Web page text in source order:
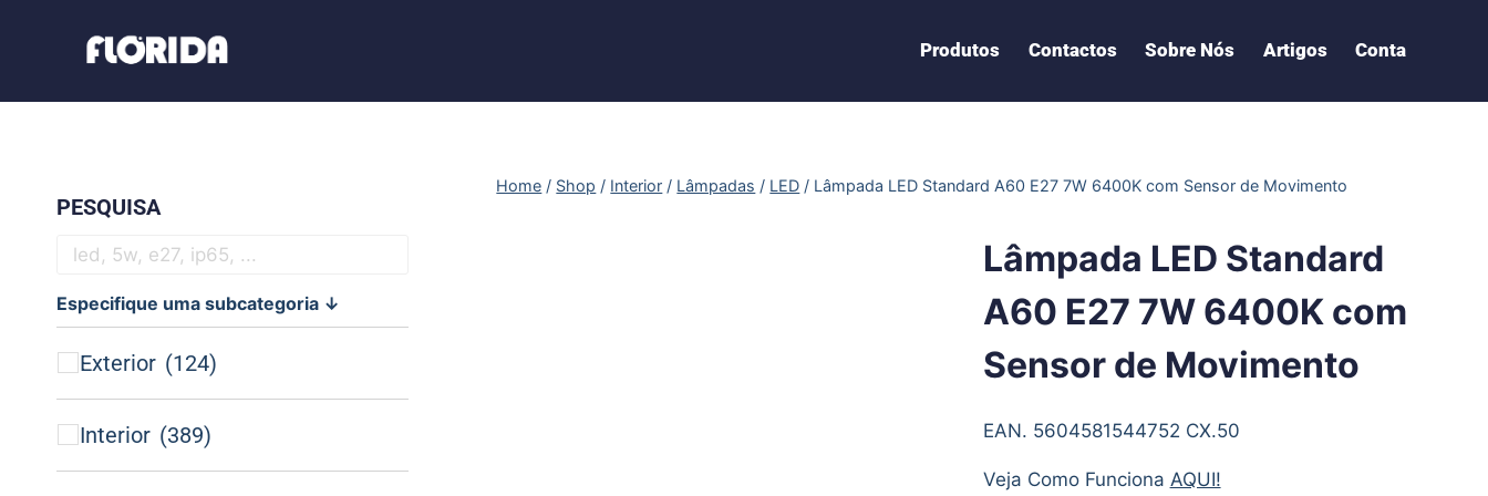
Produtos Contactos Sobre Nós Artigos Conta
Home / Shop / Interior / Lâmpadas / LED / Lâmpada LED Standard A60 E27 7W 6400K com Sensor de Movimento
Lâmpada LED Standard
A60 E27 7W 6400K com
Sensor de Movimento
EAN. 5604581544752 CX.50
Veja Como Funciona AQUI!
PESQUISA
Especifique uma subcategoria ↓
Exterior (124)
Interior (389)